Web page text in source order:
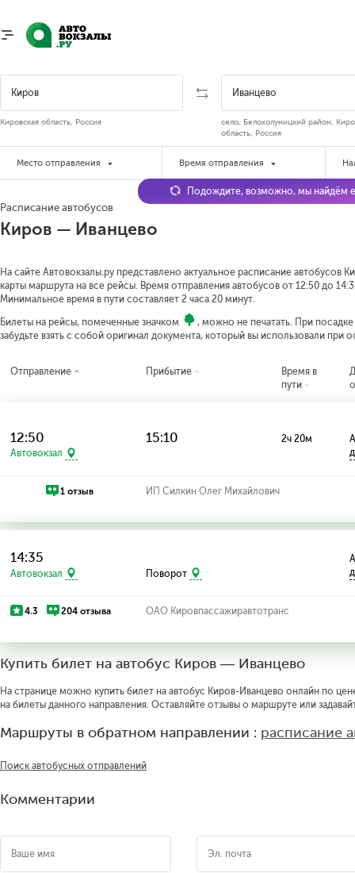
Кировская область, Россия
село, Белохолуницкий район,
область, Россия
Место отправления Время отправления
Расписание автобусов
Киров — Иванцево
На сайте Автовокзалы.ру представлено актуальное расписание автобусов
карты маршрута на все рейсы. Время отправления автобусов от 12:50 до
Минимальное время в пути составляет 2 часа 20 минут.
Билеты на рейсы, помеченные значком
, можно не печатать. При
забудьте взять с собой оригинал документа, который вы использовали при
Подождите, возможно, мы найдём
Отправление Прибытие
Время в
пути
12:50
Автовокзал
15:10 2ч 20м
1 отзыв ИП Силкин Олег Михайлович
14:35
Автовокзал Поворот
4.3 204 отзыва ОАО Кировпассажиравтотранс
Купить билет на автобус Киров — Иванцево
На странице можно купить билет на автобус Киров-Иванцево онлайн по
на билеты данного направления. Оставляйте отзывы о маршруте или
Маршруты в обратном направлении : расписание
Поиск автобусных отправлений
Комментарии